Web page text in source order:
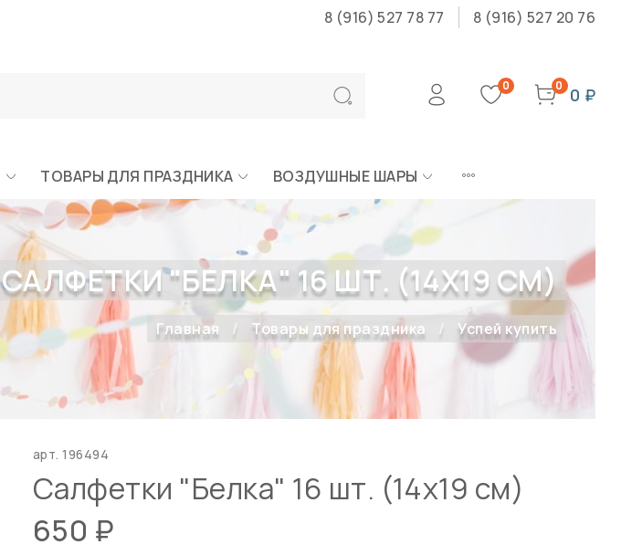
8 (916) 527 78 77 8 (916) 527 20 76
0 0 0 ₽
ТОВАРЫ ДЛЯ ПРАЗДНИКА ВОЗДУШНЫЕ ШАРЫ
САЛФЕТКИ "БЕЛКА" 16 ШТ. (14Х19 СМ)
Главная Товары для праздника Успей купить
арт.196494
Салфетки "Белка" 16 шт. (14х19 см)
650 ₽